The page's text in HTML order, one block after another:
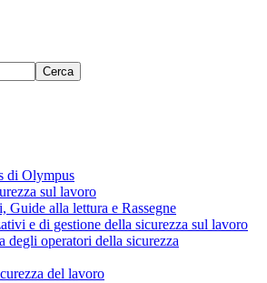
Cerca
di Olympus
sul lavoro
Guide alla lettura e Rassegne
e di gestione della sicurezza sul lavoro
degli operatori della sicurezza
del lavoro